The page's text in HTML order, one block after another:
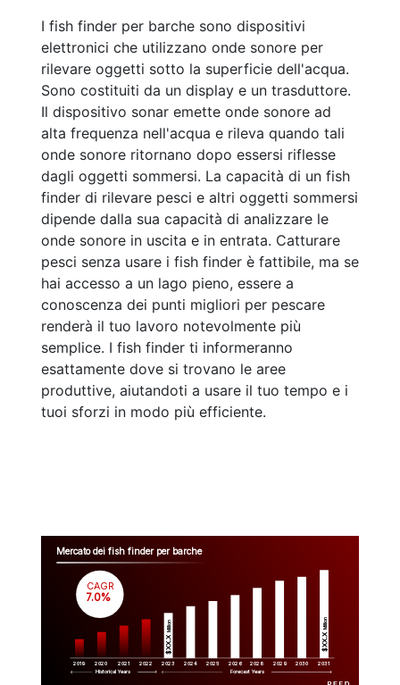
I fish finder per barche sono dispositivi
elettronici che utilizzano onde sonore per
rilevare oggetti sotto la superficie dell'acqua.
Sono costituiti da un display e un trasduttore.
Il dispositivo sonar emette onde sonore ad
alta frequenza nell'acqua e rileva quando tali
onde sonore ritornano dopo essersi riflesse
dagli oggetti sommersi. La capacità di un fish
finder di rilevare pesci e altri oggetti sommersi
dipende dalla sua capacità di analizzare le
onde sonore in uscita e in entrata. Catturare
pesci senza usare i fish finder è fattibile, ma se
hai accesso a un lago pieno, essere a
conoscenza dei punti migliori per pescare
renderà il tuo lavoro notevolmente più
semplice. I fish finder ti informeranno
esattamente dove si trovano le aree
produttive, aiutandoti a usare il tuo tempo e i
tuoi sforzi in modo più efficiente.
Mercato dei fish finder per barche
2019 2020 2021 2022 2023 2024 2025 2026 2028 2029 2030 2031
$XX.X
Million
$XX.X
Million
CAGR
7.0%
Historical Years Forecast Years